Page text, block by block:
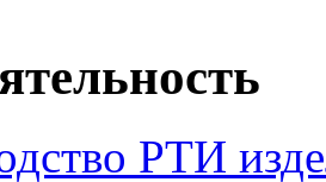
РТИ